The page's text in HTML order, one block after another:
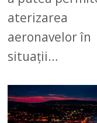
aterizarea
aeronavelor în
situații…